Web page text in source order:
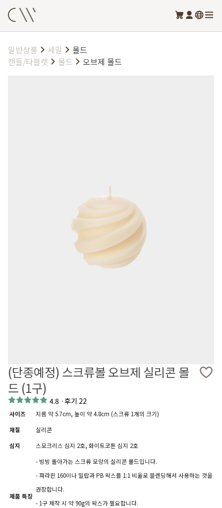
일반상품 세일
몰드
캔들/타블렛
몰드 오브제 몰드
(단종예정) 스크류볼 오브제 실리콘 몰
드 (1구)
4.8 ·후기 22
사이즈
지름 약 5.7cm, 높이 약 4.8cm (스크류 1개의 크기)
재질
실리콘
심지
스모크리스 심지 2호, 화이트코튼 심지 2호
제품 특징
- 빙빙 돌아가는 스크류 모양의 실리콘 몰드입니다.
- 파라핀 160이나 밀랍과 PB 왁스를 1:1 비율로 블렌딩해서 사용하는 것을
권장합니다.
- 1구 제작 시 약 90g의 왁스가 필요합니다.